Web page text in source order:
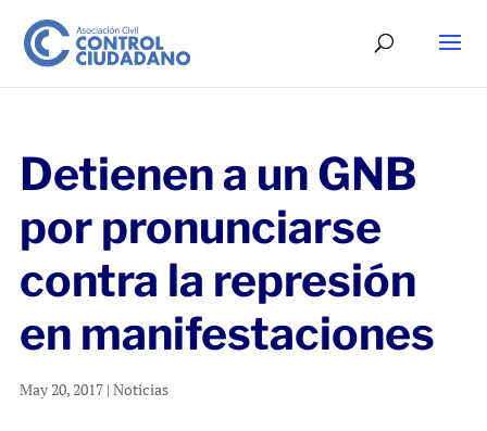
Detienen a un GNB
por pronunciarse
contra la represión
en manifestaciones
May 20, 2017| Noticias